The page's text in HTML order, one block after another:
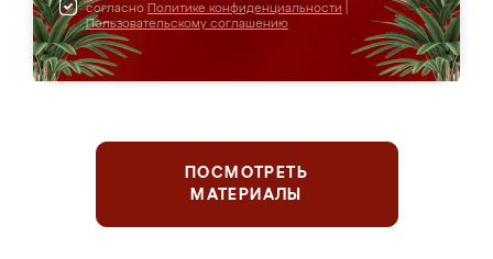
согласно Политике конфиденциальности
Пользовательскому соглашению
ПОСМОТРЕТЬ
МАТЕРИАЛЫ